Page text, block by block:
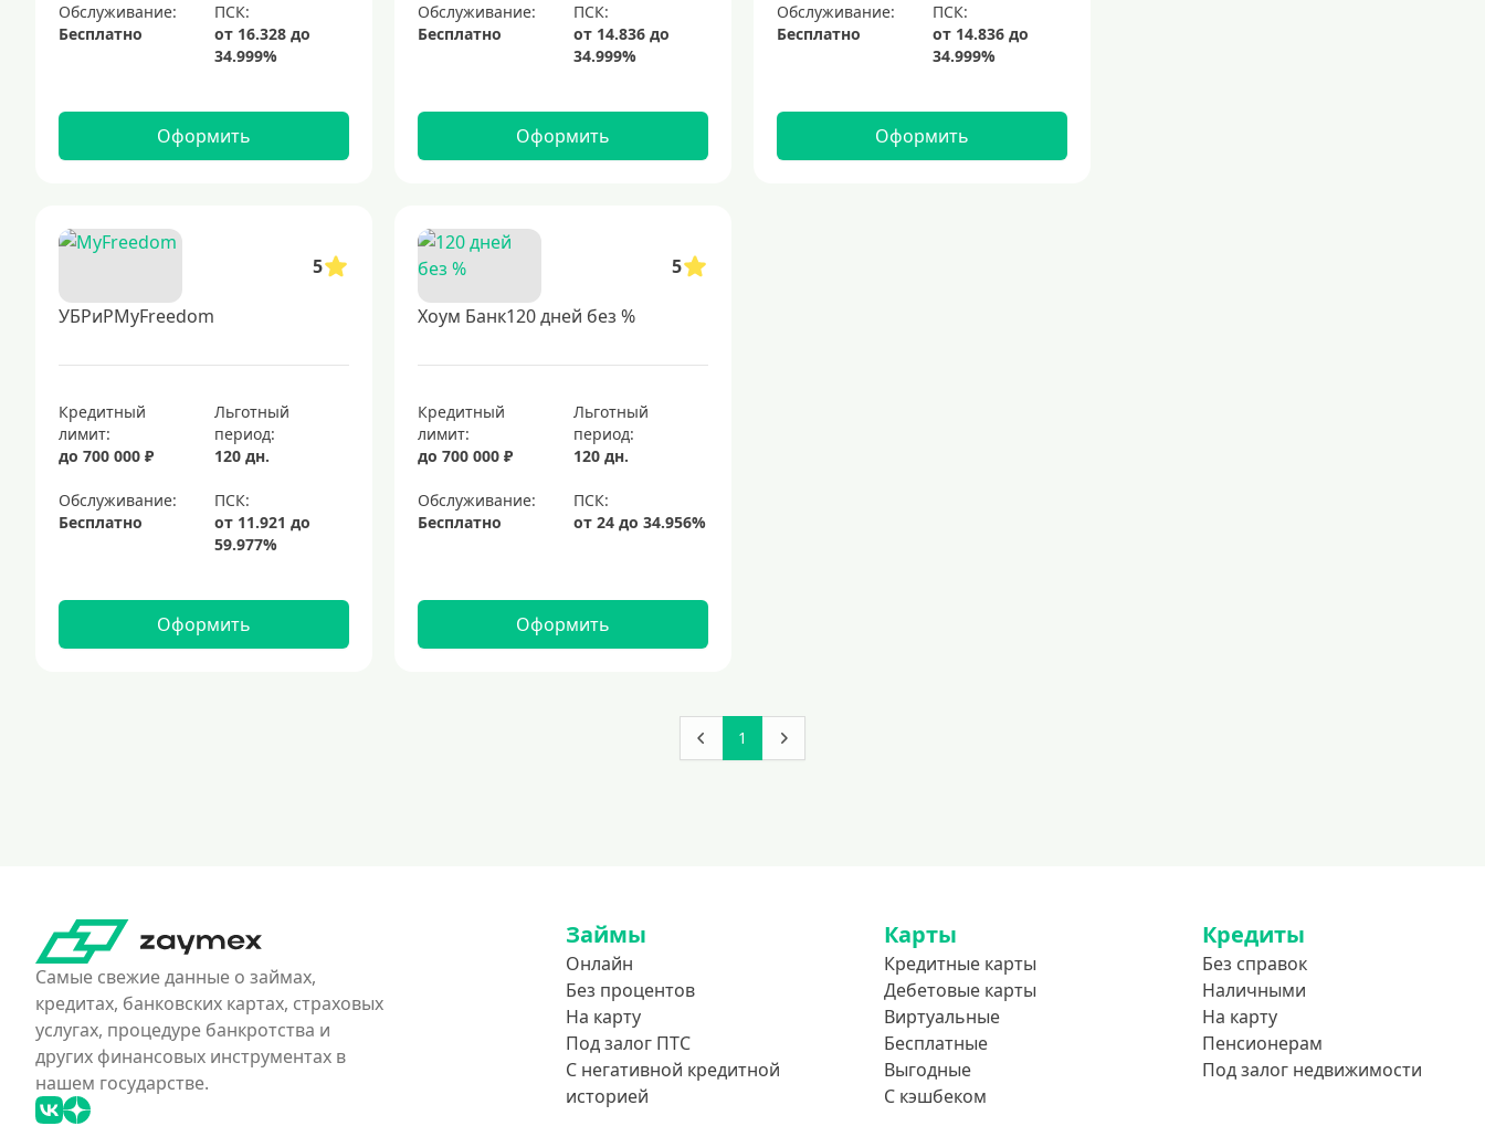
Обслуживание:
Бесплатно
Оформить
Обслуживание:
Бесплатно
Оформить
Обслуживание:
Бесплатно
Оформить
5
УБРиРMyFreedom
Кредитный
лимит:
до 700 000 ₽
Льготный
период:
120 дн.
Обслуживание:
Бесплатно
Оформить
5
Хоум Банк120 дней без %
Кредитный
лимит:
до 700 000 ₽
Льготный
период:
120 дн.
Обслуживание:
Бесплатно
Оформить
1
Самые свежие данные о займах,
кредитах, банковских картах, страховых
услугах, процедуре банкротства и
других финансовых инструментах в
нашем государстве.
Займы
Онлайн
Без процентов
На карту
Под залог ПТС
С негативной кредитной
историей
Карты
Кредитные карты
Дебетовые карты
Виртуальные
Бесплатные
Выгодные
С кэшбеком
Кредиты
Без справок
Наличными
На карту
Пенсионерам
Под залог недвижимости